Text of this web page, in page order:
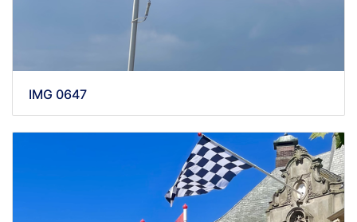
IMG 0647